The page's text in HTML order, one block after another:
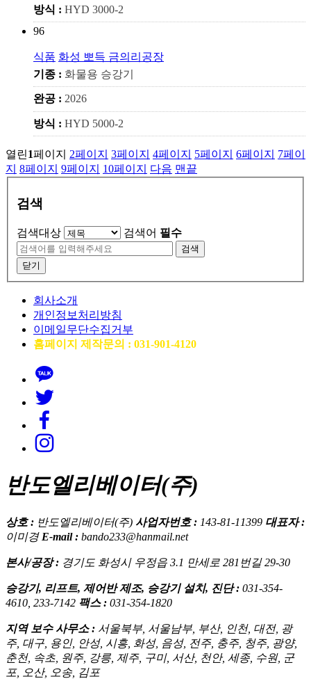
방식 : HYD 3000-2
96
식품 화성 뽀득 금의리공장
기종 : 화물용 승강기
완공 : 2026
방식 : HYD 5000-2
열린1페이지 2페이지 3페이지 4페이지 5페이지 6페이지 7페이
지 8페이지 9페이지 10페이지 다음 맨끝
검색
검색대상 검색어 필수
검색
닫기
회사소개
개인정보처리방침
이메일무단수집거부
홈페이지 제작문의 : 031-901-4120
반도엘리베이터(주)
상호 : 반도엘리베이터(주) 사업자번호 : 143-81-11399 대표자 :
이미경 E-mail : bando233@hanmail.net
본사/공장 : 경기도 화성시 우정읍 3.1 만세로 281번길 29-30
승강기, 리프트, 제어반 제조, 승강기 설치, 진단 : 031-354-
4610, 233-7142 팩스 : 031-354-1820
지역 보수 사무소 : 서울북부, 서울남부, 부산, 인천, 대전, 광
주, 대구, 용인, 안성, 시흥, 화성, 음성, 전주, 충주, 청주, 광양,
춘천, 속초, 원주, 강릉, 제주, 구미, 서산, 천안, 세종, 수원, 군
포, 오산, 오송, 김포